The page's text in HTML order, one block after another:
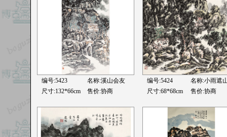
编号:5423 名称:溪山会友
尺寸:132*66cm
售价:协商
编号:5424 名称:小雨遮
尺寸:68*68cm
售价:协商